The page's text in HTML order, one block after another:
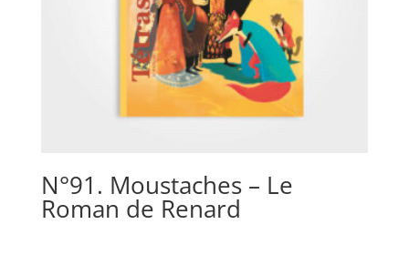
N°91. Moustaches – Le
Roman de Renard